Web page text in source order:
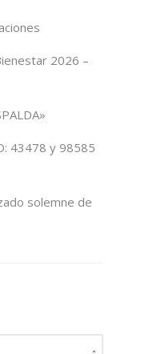
2026 –
43478 y 98585
solemne de